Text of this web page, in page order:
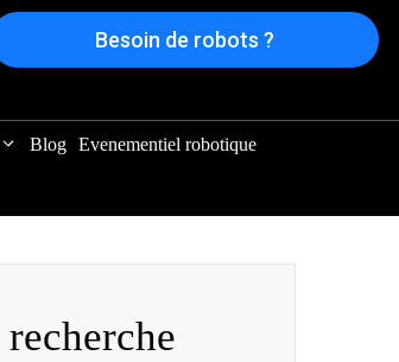
Besoin de robots ?
Blog Evenementiel robotique